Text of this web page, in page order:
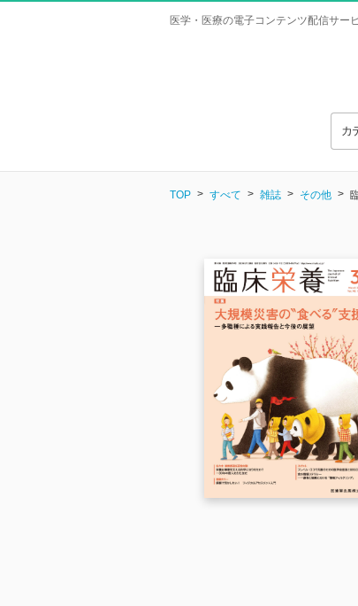
医学・医療の電子コンテンツ配信サー
カ
TOP すべて 雑誌 その他